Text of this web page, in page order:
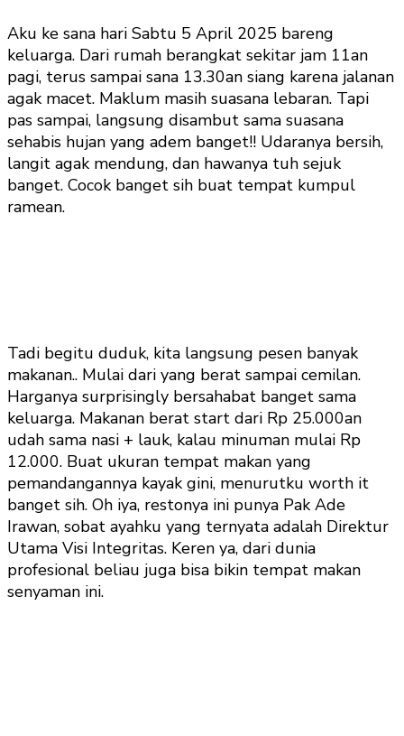
Aku ke sana hari Sabtu 5 April 2025 bareng
keluarga. Dari rumah berangkat sekitar jam 11an
pagi, terus sampai sana 13.30an siang karena jalanan
agak macet. Maklum masih suasana lebaran. Tapi
pas sampai, langsung disambut sama suasana
sehabis hujan yang adem banget!! Udaranya bersih,
langit agak mendung, dan hawanya tuh sejuk
banget. Cocok banget sih buat tempat kumpul
ramean.
Tadi begitu duduk, kita langsung pesen banyak
makanan.. Mulai dari yang berat sampai cemilan.
Harganya surprisingly bersahabat banget sama
keluarga. Makanan berat start dari Rp 25.000an
udah sama nasi + lauk, kalau minuman mulai Rp
12.000. Buat ukuran tempat makan yang
pemandangannya kayak gini, menurutku worth it
banget sih. Oh iya, restonya ini punya Pak Ade
Irawan, sobat ayahku yang ternyata adalah Direktur
Utama Visi Integritas. Keren ya, dari dunia
profesional beliau juga bisa bikin tempat makan
senyaman ini.